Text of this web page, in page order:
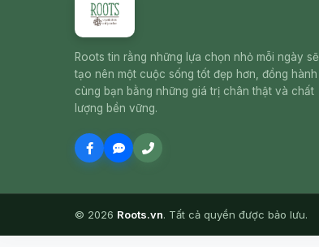
Roots tin rằng những lựa chọn nhỏ mỗi ngày sẽ
tạo nên một cuộc sống tốt đẹp hơn, đồng hành
cùng bạn bằng những giá trị chân thật và chất
lượng bền vững.
© 2026 Roots.vn. Tất cả quyền được bảo lưu.